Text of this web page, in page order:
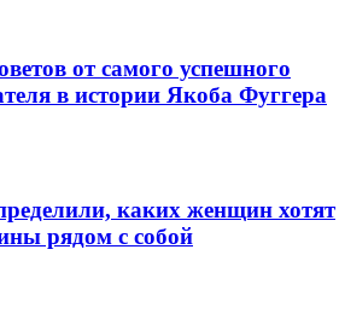
от самого успешного
в истории Якоба Фуггера
каких женщин хотят
рядом с собой